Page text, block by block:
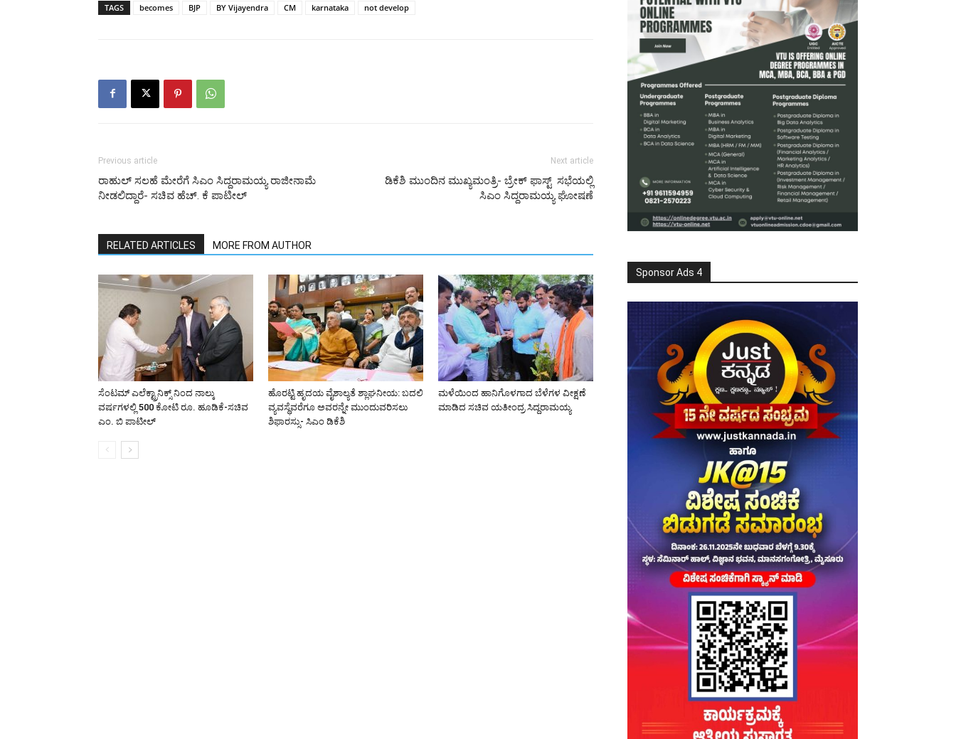
TAGS becomes BJP BY Vijayendra CM karnataka not develop
Previous article
ರಾಹುಲ್ ಸಲಹೆ ಮೇರೆಗೆ ಸಿಎಂ ಸಿದ್ದರಾಮಯ್ಯ ರಾಜೀನಾಮೆ
ನೀಡಲಿದ್ದಾರೆ- ಸಚಿವ ಹೆಚ್. ಕೆ ಪಾಟೀಲ್
Next article
ಡಿಕೆಶಿ ಮುಂದಿನ ಮುಖ್ಯಮಂತ್ರಿ- ಬ್ರೇಕ್ ಫಾಸ್ಟ್ ಸಭೆಯಲ್ಲಿ
ಸಿಎಂ ಸಿದ್ದರಾಮಯ್ಯ ಘೋಷಣೆ
RELATED ARTICLES MORE FROM AUTHOR
ಸೆಂಟಮ್ ಎಲೆಕ್ಟ್ರಾನಿಕ್ಸ್ ನಿಂದ ನಾಲ್ಕು
ವರ್ಷಗಳಲ್ಲಿ 500 ಕೋಟಿ ರೂ. ಹೂಡಿಕೆ-ಸಚಿವ
ಎಂ. ಬಿ ಪಾಟೀಲ್
ಹೊರಟ್ಟಿ ಹೃದಯ ವೈಶಾಲ್ಯತೆ ಶ್ಲಾಘನೀಯ: ಬದಲಿ
ವ್ಯವಸ್ಥೆವರೆಗೂ ಅವರನ್ನೇ ಮುಂದುವರಿಸಲು
ಶಿಫಾರಸ್ಸು- ಸಿಎಂ ಡಿಕೆಶಿ
ಮಳೆಯಿಂದ ಹಾನಿಗೊಳಗಾದ ಬೆಳೆಗಳ ವೀಕ್ಷಣೆ
ಮಾಡಿದ ಸಚಿವ ಯತೀಂದ್ರ ಸಿದ್ದರಾಮಯ್ಯ
Sponsor Ads 4